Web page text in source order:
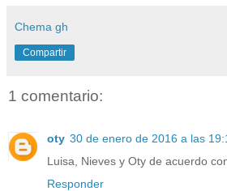
Chema gh
Compartir
1 comentario:
oty 30 de enero de 2016 a las
Luisa, Nieves y Oty de acuerdo
Responder